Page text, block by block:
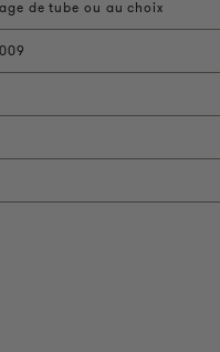
de tube ou au choix